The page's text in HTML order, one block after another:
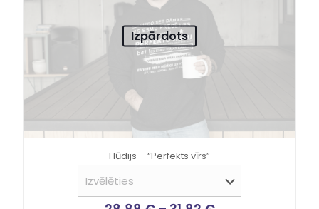
Izpārdots
Hūdijs – “Perfekts vīrs”